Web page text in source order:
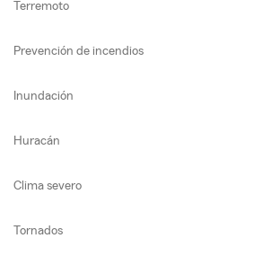
Terremoto
Prevención de incendios
Inundación
Huracán
Clima severo
Tornados